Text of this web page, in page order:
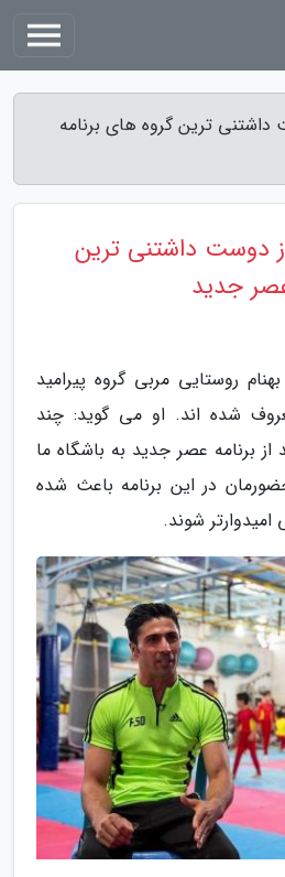
ترین گروه های برنامه
دوست داشتنی ترین
جدید
روستایی مربی گروه پیرامید
شده اند. او می گوید: چند
از برنامه عصر جدید به باشگاه ما
در این برنامه باعث شده
شوند.